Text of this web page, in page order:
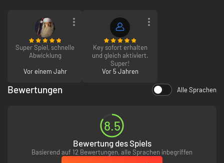
Bitte beachten Sie, dass ab August 2016 die Online-Funktionen für dieses
Spiel nicht mehr unterstützt werden. Der Mehrspielermodus / Koop-
Modus ist nicht mehr verfügbar.
Super Spiel, schnelle
Abwicklung
Vor einem Jahr
Key sofort erhalten
und gleich aktiviert.
Super!
Vor 5 Jahren
Bewertungen Alle Sprachen
8.5
Bewertung des Spiels
Basierend auf 12 Bewertungen, alle Sprachen inbegriffen